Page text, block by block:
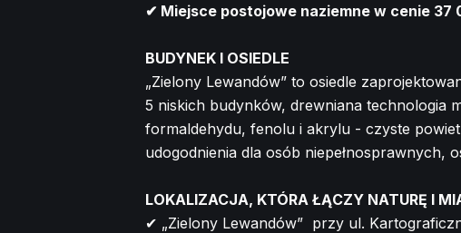
✔ Miejsce postojowe naziemne w cenie 37
BUDYNEK I OSIEDLE
„Zielony Lewandów” to osiedle
5 niskich budynków, drewniana technologia
formaldehydu, fenolu i akrylu - czyste
udogodnienia dla osób
LOKALIZACJA, KTÓRA ŁĄCZY NATURĘ I
✔ „Zielony Lewandów” przy ul.